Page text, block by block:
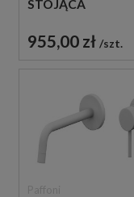
STOJĄCA
BIAŁA
955,00 zł szt.